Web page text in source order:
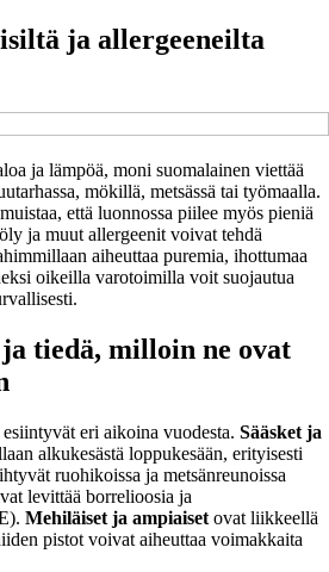
ja allergeeneilta
ja lämpöä, moni suomalainen viettää
mökillä, metsässä tai työmaalla.
että luonnossa piilee myös pieniä
ja muut allergeenit voivat tehdä
aiheuttaa puremia, ihottumaa
oikeilla varotoimilla voit suojautua
tiedä, milloin ne ovat
eri aikoina vuodesta. Sääsket ja
alkukesästä loppukesään, erityisesti
ruohikoissa ja metsänreunoissa
levittää borrelioosia ja
Mehiläiset ja ampiaiset ovat liikkeellä
pistot voivat aiheuttaa voimakkaita